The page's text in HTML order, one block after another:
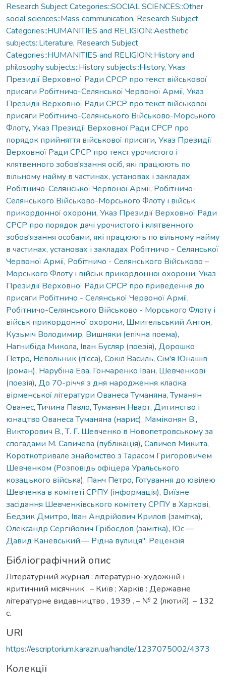
Research Subject Categories::SOCIAL SCIENCES::Other
social sciences::Mass communication, Research Subject
Categories::HUMANITIES and RELIGION::Aesthetic
subjects::Literature, Research Subject
Categories::HUMANITIES and RELIGION::History and
philosophy subjects::History subjects::History, Указ
Президії Верховної Ради СРСР про текст військової
присяги Робітничо-Селянської Червоної Армії, Указ
Президії Верховної Ради СРСР про текст військової
присяги Робітничо-Селянського Військово-Морського
Флоту, Указ Президії Верховної Ради СРСР про
порядок прийняття військової присяги, Указ Президії
Верховної Ради СРСР про текст урочистого і
клятвенного зобов'язання осіб, які працюють по
вільному найму в частинах, установах і закладах
Робітничо-Селянської Червоної Армії, Робітничо-
Селянського Військово-Морського Флоту і військ
прикордонної охорони, Указ Президії Верховної Ради
СРСР про порядок дачі урочистого і клятвенного
зобов'язання особами, які працюють по вільному найму
в частинах, установах і закладах Робітничо - Селянської
Червоної Армії, Робітничо - Селянського Військово –
Морського Флоту і військ прикордонної охорони, Указ
Президії Верховної Ради СРСР про приведення до
присяги Робітничо - Селянської Червоної Армії,
Робітничо-Селянського Військово - Морського Флоту і
військ прикордонної охорони, Шмигельський Антон,
Кузьміч Володимир, Вишняки (епічна поема),
Нагнибіда Микола, Іван Бусляр (поезія), Дорошко
Петро, Невольник (п'єса), Сокіл Василь, Сім'я Юнашів
(роман), Нарубіна Ева, Гончаренко Іван, Шевченкові
(поезія), До 70-річчя з дня народження класiка
вірменської літератури Ованеса Туманяна,Туманян
Овaнес,Тичина Павло,Туманян Нварт, Дитинство і
юнацтво Ованеса Туманяна (нарис), Маміконян В.,
Викторович В.,Т. Г. Шевченко в Новопетровському за
спогадами М. Савичева (публікація), Савичев Микита,
Короткотривале знайомство з Тарасом Григоровичем
Шевченком (Розповідь офіцера Уральського
козацького війська), Панч Петро, Готування до ювілею
Шевченка в комітеті СРПУ (інформація), Виїзне
засідання Шевченківського комітету СРПУ в Харкові,
Бедзик Дмитро, Іван Андрійович Крилов (замітка),
Олександр Сергійович Грібоєдов (замітка), Юс —
Давид Каневський,— Рідна вулиця". Рецензія
Бібліографічний опис
Літературний журнал : літературно-художній і
критичний місячник . – Київ ; Харків : Державне
літературне видавництво , 1939 . – № 2 (лютий). – 132
с.
URI
https://escriptorium.karazin.ua/handle/1237075002/4373
Колекції